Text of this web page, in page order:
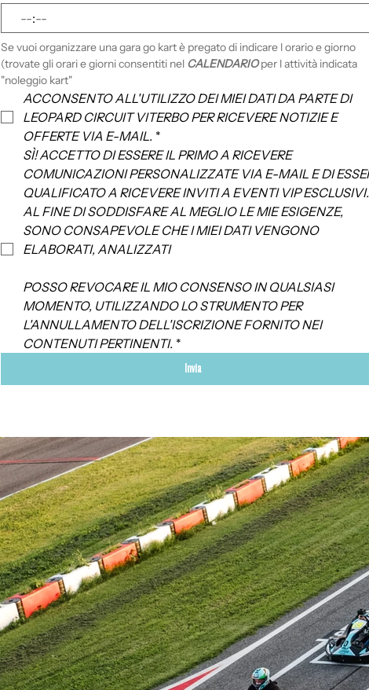
:
Se vuoi organizzare una gara go kart è pregato di indicare l orario e giorno
(trovate gli orari e giorni consentiti nel CALENDARIO per l attività indicata
ACCONSENTO ALL'UTILIZZO DEI MIEI DATI DA PARTE DI
LEOPARD CIRCUIT VITERBO PER RICEVERE NOTIZIE E
OFFERTE VIA E-MAIL. *
SÌ! ACCETTO DI ESSERE IL PRIMO A RICEVERE
COMUNICAZIONI PERSONALIZZATE VIA E-MAIL E DI
QUALIFICATO A RICEVERE INVITI A EVENTI VIP ESCLUSIVI.
AL FINE DI SODDISFARE AL MEGLIO LE MIE ESIGENZE,
SONO CONSAPEVOLE CHE I MIEI DATI VENGONO
ELABORATI, ANALIZZATI
POSSO REVOCARE IL MIO CONSENSO IN QUALSIASI
MOMENTO, UTILIZZANDO LO STRUMENTO PER
L'ANNULLAMENTO DELL'ISCRIZIONE FORNITO NEI
CONTENUTI PERTINENTI. *
Invia